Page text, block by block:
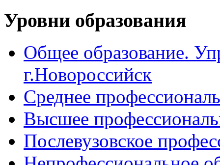
Уровни образования
Общее образование.
г.Новороссийск
Среднее
Высшее
Послевузовское